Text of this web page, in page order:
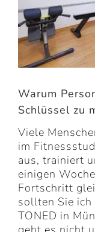
Warum
Schlüssel zu
Viele
im
aus, trainiert
einigen
Fortschritt
sollten Sie
TONED in